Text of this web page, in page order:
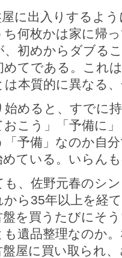
に出入りするよ
ち何枚かは家に帰
、初めからダブる
めてである。これ
は本質的に異なる
始めると、すでに
おこう」「予備に
「予備」なのか自
めている。いらん
も、佐野元春のシ
から35年以上を経
盤を買うたびにそ
も遺品整理なのか
盤屋に買い取られ